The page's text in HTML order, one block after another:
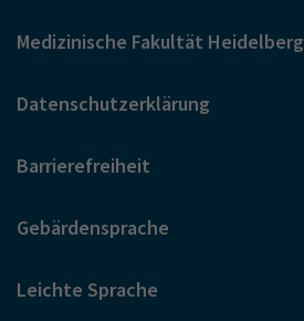
Medizinische Fakultät Heidelberg
Datenschutzerklärung
Barrierefreiheit
Gebärdensprache
Leichte Sprache